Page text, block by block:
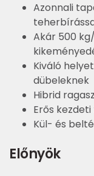
Azonnali
Akár 500
Kiváló
dübeleknek
Hibrid
Erős
Kül- és
Előnyök